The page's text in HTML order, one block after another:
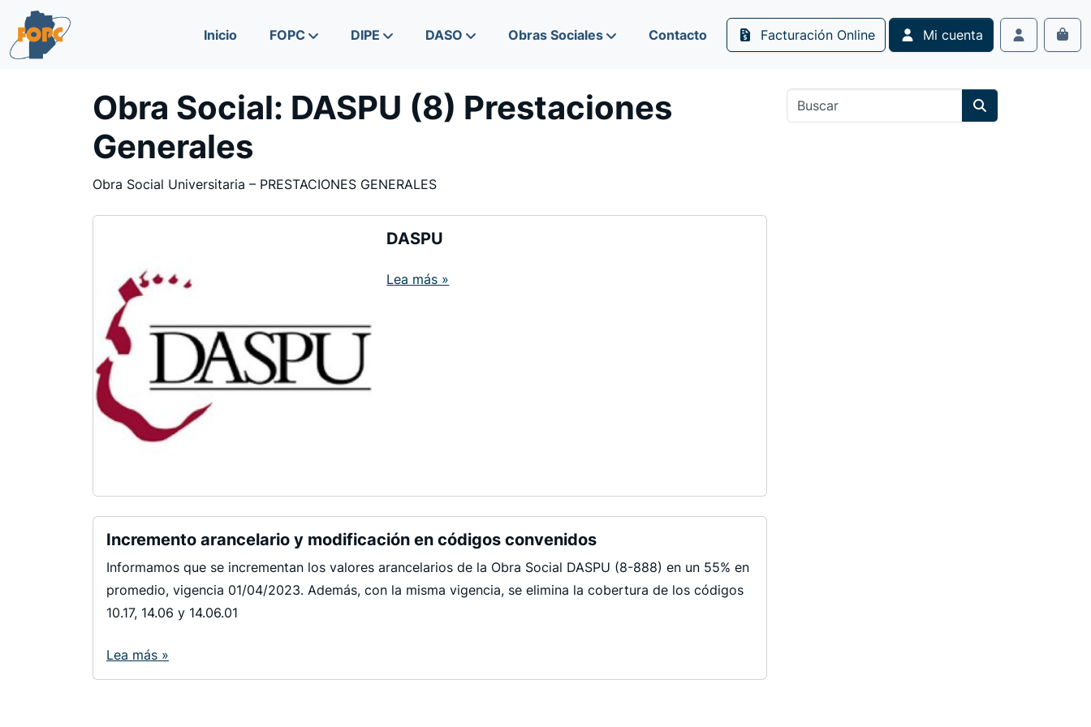
Skip to content
Skip to footer
Inicio
FOPC DIPE DASO Obras Sociales Contacto Facturación Online
Mi cuenta
Account
Cart
Obra Social: DASPU (8) Prestaciones
Generales
Obra Social Universitaria – PRESTACIONES GENERALES
DASPU
Lea más »
Incremento arancelario y modificación en códigos convenidos
Informamos que se incrementan los valores arancelarios de la Obra Social DASPU (8-888) en un 55% en
promedio, vigencia 01/04/2023. Además, con la misma vigencia, se elimina la cobertura de los códigos
10.17, 14.06 y 14.06.01
Lea más »